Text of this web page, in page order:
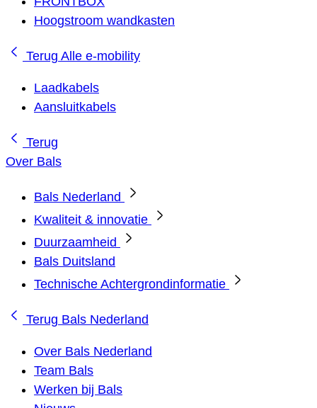
Hoogstroom wandkasten
Terug Alle e-mobility
Laadkabels
Aansluitkabels
Terug
Over Bals
Bals Nederland
Kwaliteit & innovatie
Duurzaamheid
Bals Duitsland
Technische Achtergrondinformatie
Terug Bals Nederland
Over Bals Nederland
Team Bals
Werken bij Bals